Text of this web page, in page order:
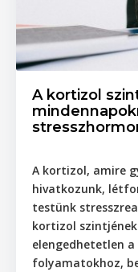
A kortizol
A kortizol, amire
hivatkozunk,
testünk
kortizol
elengedhetetlen
folyamatokhoz,